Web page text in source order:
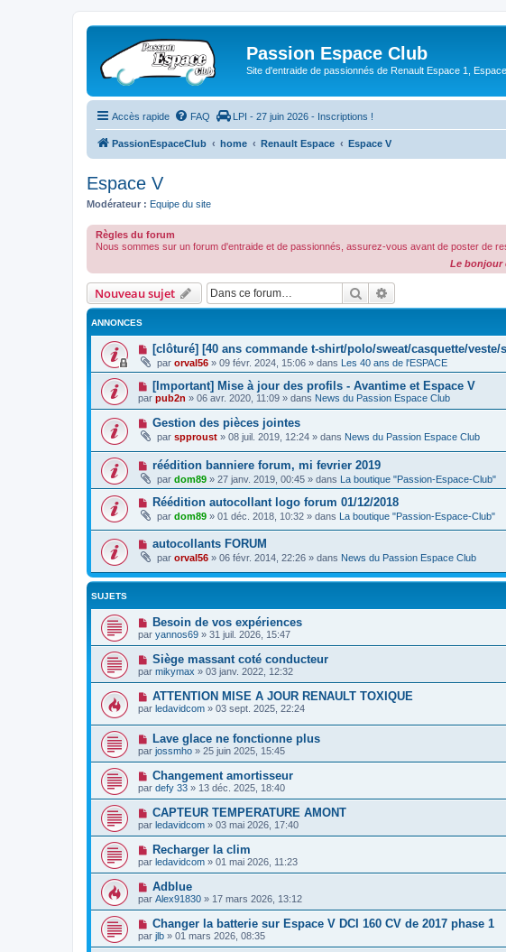
Passion Espace Club
Site d'entraide de passionnés de Renault Espace 1,
Accès rapide FAQ LPI - 27 juin 2026 - Inscriptions !
PassionEspaceClub home Renault Espace Espace V
Espace V
Modérateur : Equipe du site
Règles du forum
Nous sommes sur un forum d'entraide et de passionnés, assurez-vous avant de poster de
Le bonjour
Nouveau sujet Rechercher
ANNONCES
[clôturé] [40 ans commande t-shirt/polo/sweat/casquette/veste/
par orval56 » 09 févr. 2024, 15:06 » dans Les 40 ans de l'ESPACE
[Important] Mise à jour des profils - Avantime et Espace V
par pub2n » 06 avr. 2020, 11:09 » dans News du Passion Espace Club
Gestion des pièces jointes
par spproust » 08 juil. 2019, 12:24 » dans News du Passion Espace Club
réédition banniere forum, mi fevrier 2019
par dom89 » 27 janv. 2019, 00:45 » dans La boutique "Passion-Espace-Club"
Réédition autocollant logo forum 01/12/2018
par dom89 » 01 déc. 2018, 10:32 » dans La boutique "Passion-Espace-Club"
autocollants FORUM
par orval56 » 06 févr. 2014, 22:26 » dans News du Passion Espace Club
SUJETS
Besoin de vos expériences
par yannos69 » 31 juil. 2026, 15:47
Siège massant coté conducteur
par mikymax » 03 janv. 2022, 12:32
ATTENTION MISE A JOUR RENAULT TOXIQUE
par ledavidcom » 03 sept. 2025, 22:24
Lave glace ne fonctionne plus
par jossmho » 25 juin 2025, 15:45
Changement amortisseur
par defy 33 » 13 déc. 2025, 18:40
CAPTEUR TEMPERATURE AMONT
par ledavidcom » 03 mai 2026, 17:40
Recharger la clim
par ledavidcom » 01 mai 2026, 11:23
Adblue
par Alex91830 » 17 mars 2026, 13:12
Changer la batterie sur Espace V DCI 160 CV de 2017 phase 1
par jlb » 01 mars 2026, 08:35